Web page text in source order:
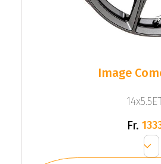
Image
Fr.